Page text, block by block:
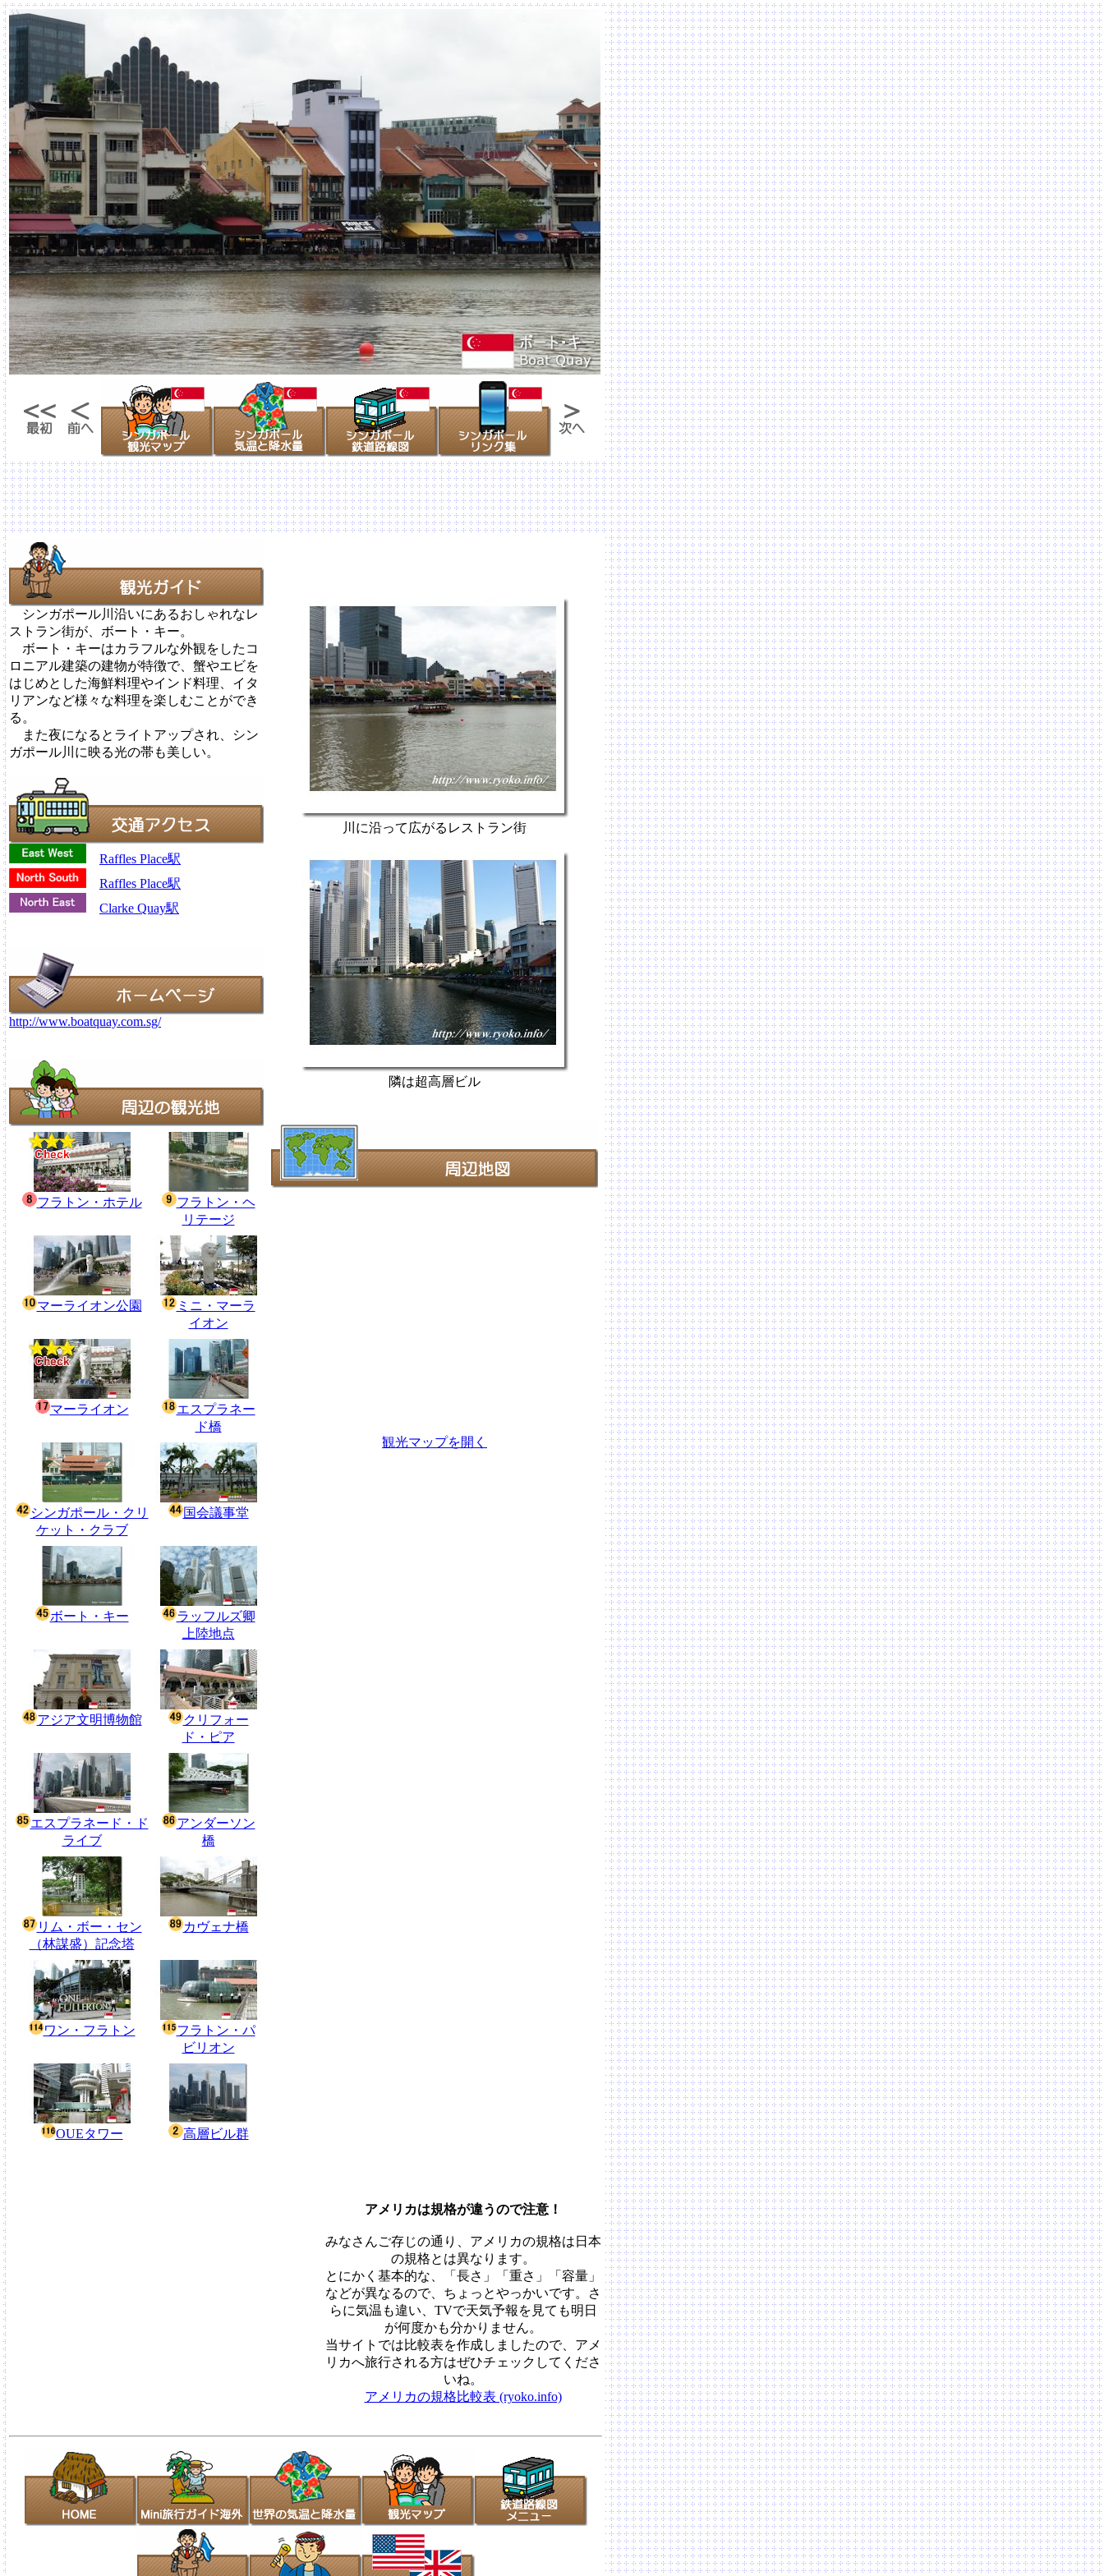
シンガポール川沿いにあるおしゃれなレ
ストラン街が、ボート・キー。
ボート・キーはカラフルな外観をしたコ
ロニアル建築の建物が特徴で、蟹やエビを
はじめとした海鮮料理やインド料理、イタ
リアンなど様々な料理を楽しむことができ
る。
また夜になるとライトアップされ、シン
ガポール川に映る光の帯も美しい。
Raffles Place駅
Raffles Place駅
Clarke Quay駅
http://www.boatquay.com.sg/
フラトン・ホテル
フラトン・ヘ
リテージ
マーライオン公園
ミニ・マーラ
イオン
マーライオン
エスプラネー
ド橋
シンガポール・クリ
ケット・クラブ
国会議事堂
ボート・キー
ラッフルズ卿
上陸地点
アジア文明博物館
クリフォー
ド・ピア
エスプラネード・ド
ライブ
アンダーソン
橋
リム・ボー・セン
（林謀盛）記念塔
カヴェナ橋
ワン・フラトン
フラトン・パ
ビリオン
OUEタワー 高層ビル群
川に沿って広がるレストラン街
隣は超高層ビル
観光マップを開く
アメリカは規格が違うので注意！
みなさんご存じの通り、アメリカの規格は日本
の規格とは異なります。
とにかく基本的な、「長さ」「重さ」「容量」
などが異なるので、ちょっとやっかいです。さ
らに気温も違い、TVで天気予報を見ても明日
が何度かも分かりません。
当サイトでは比較表を作成しましたので、アメ
リカへ旅行される方はぜひチェックしてくださ
いね。
アメリカの規格比較表 (ryoko.info)